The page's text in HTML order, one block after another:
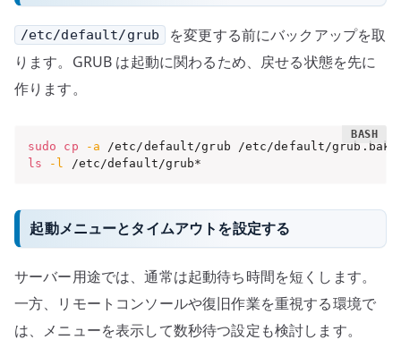
/etc/default/grub
を変更する前にバックアップを取
ります。GRUB は起動に関わるため、戻せる状態を先に
作ります。
sudo cp -a /etc/default/grub /etc/default/grub.bak.
ls
-l /etc/default/grub*
起動メニューとタイムアウトを設定する
サーバー用途では、通常は起動待ち時間を短くします。
一方、リモートコンソールや復旧作業を重視する環境で
は、メニューを表示して数秒待つ設定も検討します。